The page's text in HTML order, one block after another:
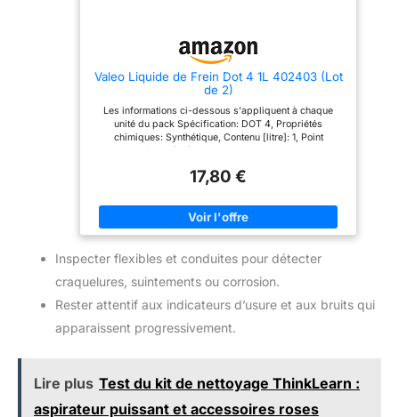
Valeo Liquide de Frein Dot 4 1L 402403 (Lot
de 2)
Les informations ci-dessous s'appliquent à chaque
unité du pack Spécification: DOT 4, Propriétés
chimiques: Synthétique, Contenu [litre]: 1, Point
recommandé pour les véhicules avec ABS et ESP
OPTIMALE: valeurs supérieures aux normes Permet de
MAINTENIR DES PERFORMANCES DE FREINAGE A
HAUT NIVEAU tout en PROTEGEANT EFFICACEMENT de
la qualité du liquide de frein de votre voiture et de le
17,80 €
Inspecter flexibles et conduites pour détecter
craquelures, suintements ou corrosion.
Rester attentif aux indicateurs d’usure et aux bruits qui
apparaissent progressivement.
Lire plus Test du kit de nettoyage ThinkLearn :
aspirateur puissant et accessoires roses